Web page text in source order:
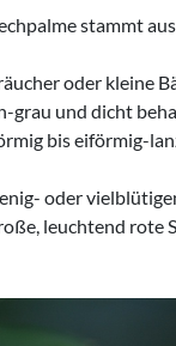
stammt
oder kleine
grau und dicht
bis eiförmig-
oder
leuchtend rote